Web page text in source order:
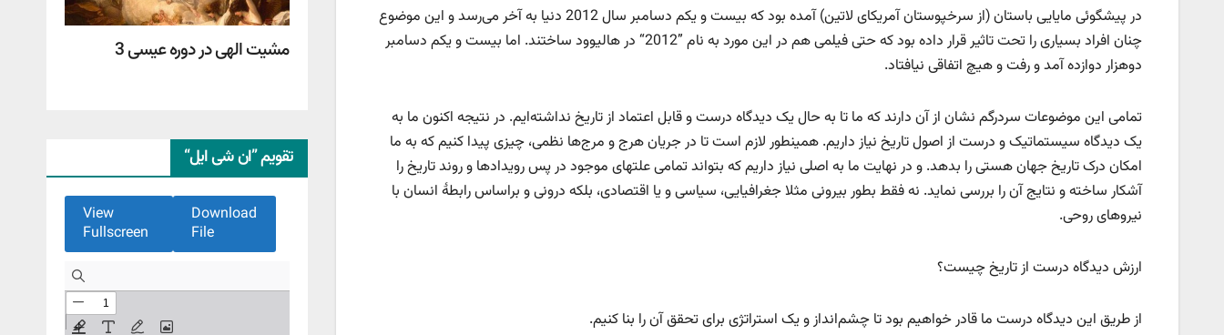
در پیشگوئی مایایی باستان (از سرخپوستان آمریکای لاتین) آمده بود که بیست و یکم دسامبر سال 2012 دنیا به آخر می‌رسد و این موضوع
چنان افراد بسیاری را تحت تاثیر قرار داده بود که حتی فیلمی هم در این مورد به نام ”2012“ در هالیوود ساختند. اما بیست و یکم دسامبر
دوهزار دوازده آمد و رفت و هیچ اتفاقی نیافتاد.
تمامی این موضوعات سردرگم نشان از آن دارند که ما تا به حال یک دیدگاه درست و قابل اعتماد از تاریخ نداشته‌ایم. در نتیجه اکنون ما به
یک دیدگاه سیستماتیک و درست از اصول تاریخ نیاز داریم. همینطور لازم است تا در جریان هرج و مرج‌ها نظمی، چیزی پیدا کنیم که به ما
امکان درک تاریخ جهان هستی را بدهد. و در نهایت ما به اصلی نیاز داریم که بتواند تمامی علتهای موجود در پس رویدادها و روند تاریخ را
آشکار ساخته و نتایج آن را بررسی نماید. نه فقط بطور بیرونی مثلا جغرافیایی، سیاسی و یا اقتصادی، بلکه درونی و براساس رابطۀ انسان با
نیروهای روحی.
ارزش دیدگاه درست از تاریخ چیست؟
از طریق این دیدگاه درست ما قادر خواهیم بود تا چشم‌انداز و یک استراتژی برای تحقق آن را بنا ‌کنیم.
مشیت الهی در دوره عیسی 3
تقویم ”ان شی ایل“
Download
File
View
Fullscreen